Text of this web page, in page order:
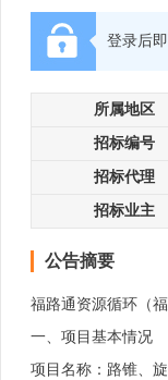
登录后
所属地区
招标编号
招标代理
招标业主
公告摘要
福路通资源循环（
一、项目基本情况
项目名称：路锥、